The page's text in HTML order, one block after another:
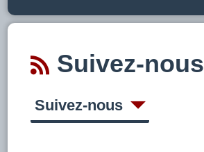
Suivez-nous
Suivez-nous